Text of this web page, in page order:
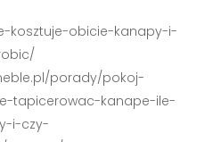
kosztuje-obicie-kanapy-i-
porady/pokoj-
tapicerowac-kanape-ile-
i-czy-